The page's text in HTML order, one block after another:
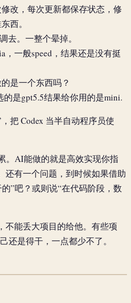
改，每次更新都保存状态，修
西。
去。一整个晕掉。
一般speed，结果还是没有挺
是一个东西吗？
是gpt5.5结果给你用的是mini.
把 Codex 当半自动程序员使
。AI能做的就是高效实现你指
还有一个问题，到时候如果借助
”吧？或则说“在代码阶段，数
不能丢大项目的给他。有些项
还是得干，一点都少不了。